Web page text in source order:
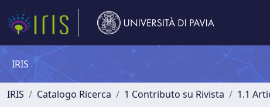
IRIS
IRIS Catalogo Ricerca 1 Contributo su Rivista 1.1